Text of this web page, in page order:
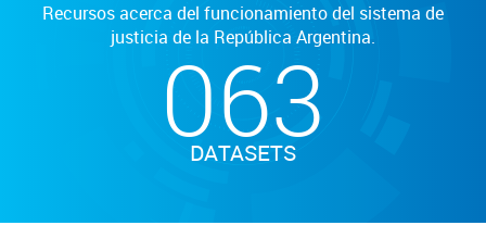
Recursos acerca del funcionamiento del sistema de
justicia de la República Argentina.
063
DATASETS